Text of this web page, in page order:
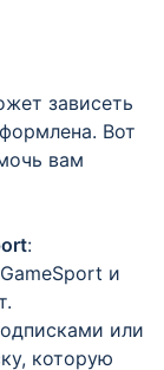
зависеть
Вот
вам
:
и
или
которую